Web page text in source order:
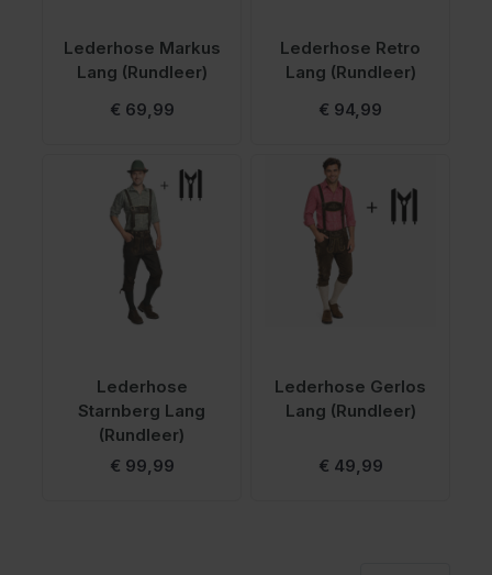
Lederhose Markus
Lang (Rundleer)
€ 69,99
Lederhose Retro
Lang (Rundleer)
€ 94,99
Lederhose
Starnberg Lang
(Rundleer)
€ 99,99
Lederhose Gerlos
Lang (Rundleer)
€ 49,99